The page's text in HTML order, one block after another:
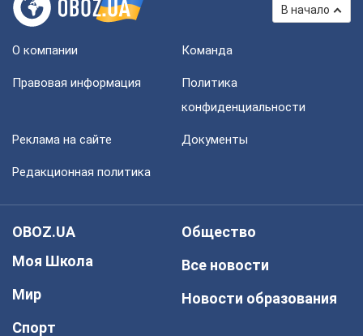
В начало
О компании Команда
Правовая информация
Политика
конфиденциальности
Реклама на сайте Документы
Редакционная политика
OBOZ.UA
Моя Школа
Мир
Спорт
Общество
Все новости
Новости образования